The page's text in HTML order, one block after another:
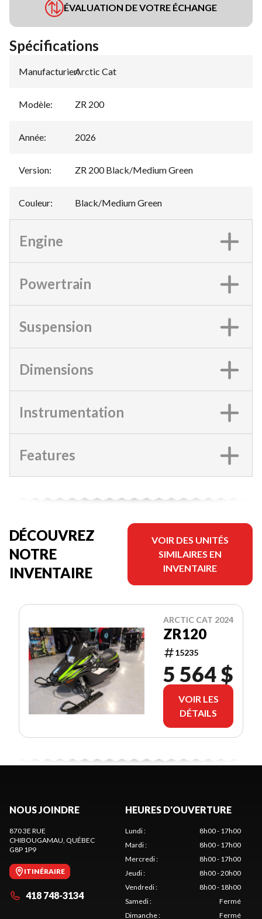
ÉVALUATION DE VOTRE ÉCHANGE
Spécifications
Manufacturier:
Arctic Cat
Modèle: ZR 200
Année: 2026
Version: ZR 200 Black/Medium Green
Couleur: Black/Medium Green
Engine
Powertrain
Suspension
Dimensions
Instrumentation
Features
DÉCOUVREZ
NOTRE
INVENTAIRE
VOIR DES UNITÉS
SIMILAIRES EN
INVENTAIRE
ARCTIC CAT 2024
ZR120
15235
5 564 $
VOIR LES
DÉTAILS
NOUS JOINDRE
870 3E RUE
CHIBOUGAMAU , QUÉBEC
G8P 1P9
ITINÉRAIRE
418 748-3134
HEURES D'OUVERTURE
Lundi:
8h00 - 17h00
Mardi:
8h00 - 17h00
Mercredi:
8h00 - 17h00
Jeudi:
8h00 - 20h00
Vendredi:
8h00 - 18h00
Samedi:
Fermé
Dimanche: Fermé